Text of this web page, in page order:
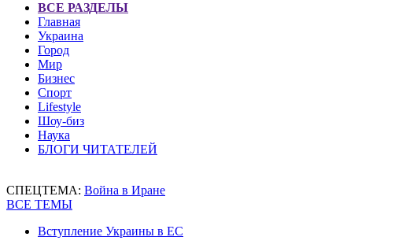
ВСЕ РАЗДЕЛЫ
Главная
Украина
Город
Мир
Бизнес
Спорт
Lifestyle
Шоу-биз
Наука
БЛОГИ ЧИТАТЕЛЕЙ
СПЕЦТЕМА: Война в Иране
ВСЕ ТЕМЫ
Вступление Украины в ЕС